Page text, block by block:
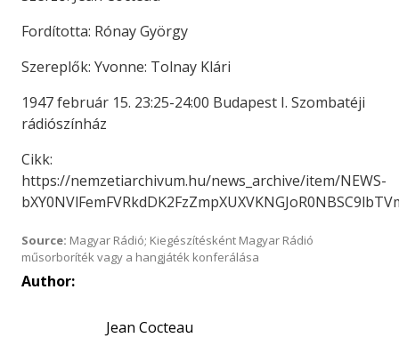
Fordította: Rónay György
Szereplők: Yvonne: Tolnay Klári
1947 február 15. 23:25-24:00 Budapest I. Szombatéji
rádiószínház
Cikk:
https://nemzetiarchivum.hu/news_archive/item/NEWS-
Source: Magyar Rádió; Kiegészítésként Magyar Rádió
műsorboríték vagy a hangjáték konferálása
Author:
Jean Cocteau